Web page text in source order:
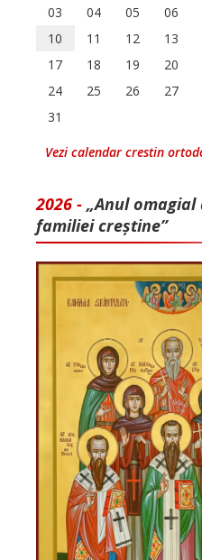
03
04 05 06
10
11 12 13
17
18 19 20
24
25 26 27
31
Vezi calendar crestin
2026 - „Anul
familiei creștine”